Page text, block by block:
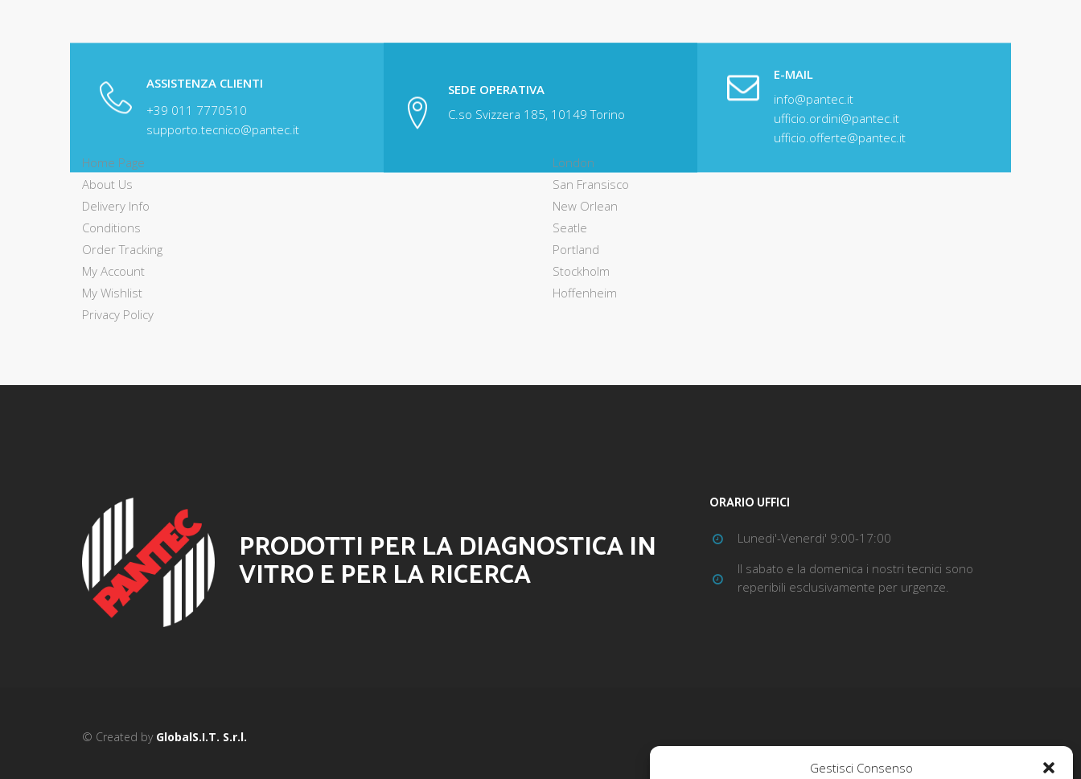
Gestisci Consenso
ASSISTENZA CLIENTI
+39 011 7770510
supporto.tecnico@pantec.it
SEDE OPERATIVA
C.so Svizzera 185, 10149 Torino
E-MAIL
info@pantec.it
ufficio.ordini@pantec.it
ufficio.offerte@pantec.it
USEFUL LINKS
Home Page
About Us
Delivery Info
Conditions
Order Tracking
My Account
My Wishlist
Privacy Policy
London
San Fransisco
New Orlean
Seatle
Portland
Stockholm
Hoffenheim
PRODOTTI PER LA DIAGNOSTICA IN
VITRO E PER LA RICERCA
ORARIO UFFICI
Lunedi'-Venerdi' 9:00-17:00
Il sabato e la domenica i nostri tecnici sono
reperibili esclusivamente per urgenze.
© Created by GlobalS.I.T. S.r.l.